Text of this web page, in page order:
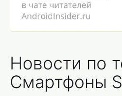
Новости по
Смартфоны